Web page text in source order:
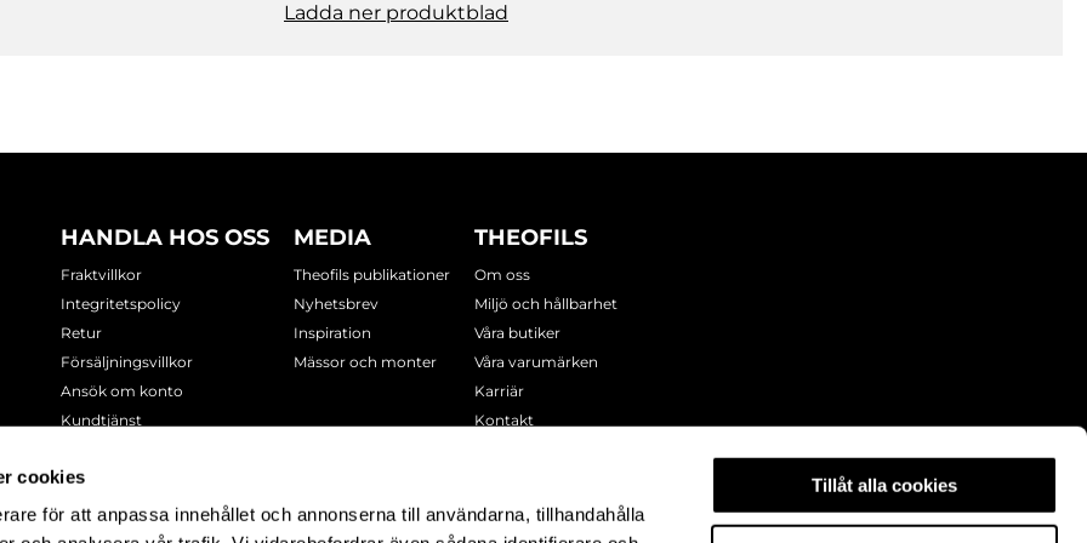
cookies
för att anpassa innehållet och annonserna till användarna, tillhandahålla
Tillåt alla cookies
Ladda ner produktblad
HANDLA HOS OSS
Fraktvillkor
Integritetspolicy
Retur
Försäljningsvillkor
Ansök om konto
Kundtjänst
MEDIA
Theofils publikationer
Nyhetsbrev
Inspiration
Mässor och monter
THEOFILS
Om oss
Miljö och hållbarhet
Våra butiker
Våra varumärken
Karriär
Kontakt